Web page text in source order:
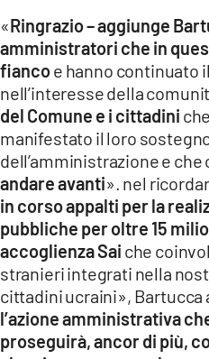
«Ringrazio – aggiunge
amministratori che in
fiancoe hanno continuato
nell’interesse della
del Comune e i cittadini
manifestato il loro
dell’amministrazione e che
andare avanti». nel
in corso appalti per la
pubbliche per oltre 15
accoglienza Sai che
stranieri integrati nella
cittadini ucraini», Bartucca
l’azione amministrativa
proseguirà, ancor di più,